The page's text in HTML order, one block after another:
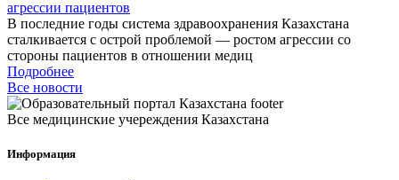
агрессии пациентов
В последние годы система здравоохранения Казахстана
сталкивается с острой проблемой — ростом агрессии со
стороны пациентов в отношении медиц
Подробнее
Все новости
Все медицинские учереждения Казахстана
Информация